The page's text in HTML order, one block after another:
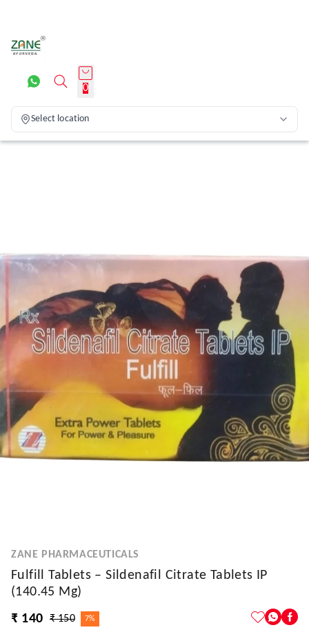
0
Select location
ZANE PHARMACEUTICALS
Fulfill Tablets – Sildenafil Citrate Tablets IP
(140.45 Mg)
₹ 140
₹ 150 7%